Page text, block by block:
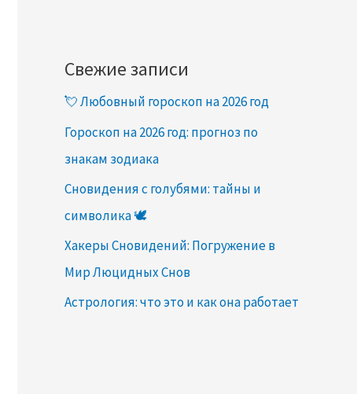
Свежие записи
💘 Любовный гороскоп на 2026 год
Гороскоп на 2026 год: прогноз по
знакам зодиака
Сновидения с голубями: тайны и
символика 🕊️
Хакеры Сновидений: Погружение в
Мир Люцидных Снов
Астрология: что это и как она работает